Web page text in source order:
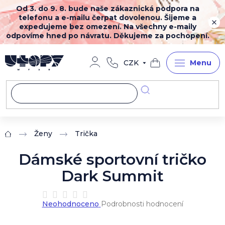
Přejít
na
obsah
Od 3. do 9. 8. bude naše zákaznická podpora na
telefonu a e-mailu čerpat dovolenou. Šijeme a
expedujeme bez omezení. Na všechny e-maily
odpovíme hned po návratu. Děkujeme za pochopení.
CZK
Nákupní
košík
Domů Ženy Trička
Dámské sportovní tričko
Dark Summit
Průměrné
hodnocení
Neohodnoceno Podrobnosti hodnocení